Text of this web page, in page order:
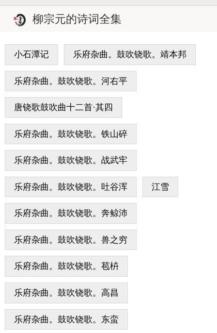
柳宗元的诗词全集
小石潭记 乐府杂曲。鼓吹铙歌。靖本邦
乐府杂曲。鼓吹铙歌。河右平
唐铙歌鼓吹曲十二首·其四
乐府杂曲。鼓吹铙歌。铁山碎
乐府杂曲。鼓吹铙歌。战武牢
乐府杂曲。鼓吹铙歌。吐谷浑 江雪
乐府杂曲。鼓吹铙歌。奔鲸沛
乐府杂曲。鼓吹铙歌。兽之穷
乐府杂曲。鼓吹铙歌。苞枿
乐府杂曲。鼓吹铙歌。高昌
乐府杂曲。鼓吹铙歌。东蛮